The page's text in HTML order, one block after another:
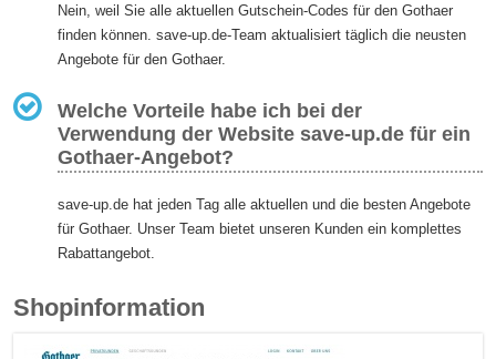
Nein, weil Sie alle aktuellen Gutschein-Codes für den Gothaer
finden können. save-up.de-Team aktualisiert täglich die neusten
Angebote für den Gothaer.
Welche Vorteile habe ich bei der
Verwendung der Website save-up.de für ein
Gothaer-Angebot?
save-up.de hat jeden Tag alle aktuellen und die besten Angebote
für Gothaer. Unser Team bietet unseren Kunden ein komplettes
Rabattangebot.
Shopinformation